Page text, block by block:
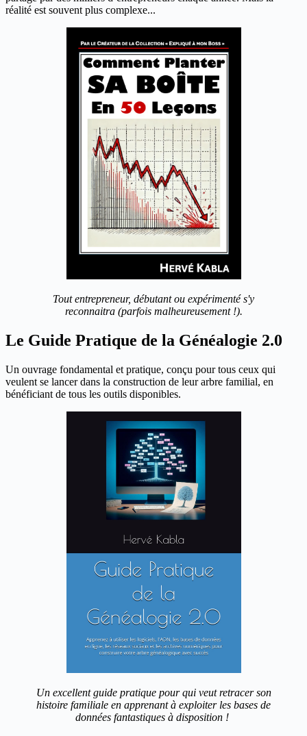
réalité est souvent plus complexe...
Tout entrepreneur, débutant ou expérimenté s'y
reconnaitra (parfois malheureusement !).
Le Guide Pratique de la Généalogie 2.0
Un ouvrage fondamental et pratique, conçu pour tous ceux qui
veulent se lancer dans la construction de leur arbre familial, en
bénéficiant de tous les outils disponibles.
Un excellent guide pratique pour qui veut retracer son
histoire familiale en apprenant à exploiter les bases de
données fantastiques à disposition !